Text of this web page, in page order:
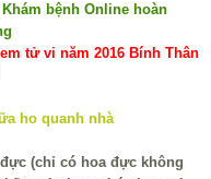
Khám bệnh Online hoàn
tử vi năm 2016 Bính Thân
(chỉ có hoa đực không